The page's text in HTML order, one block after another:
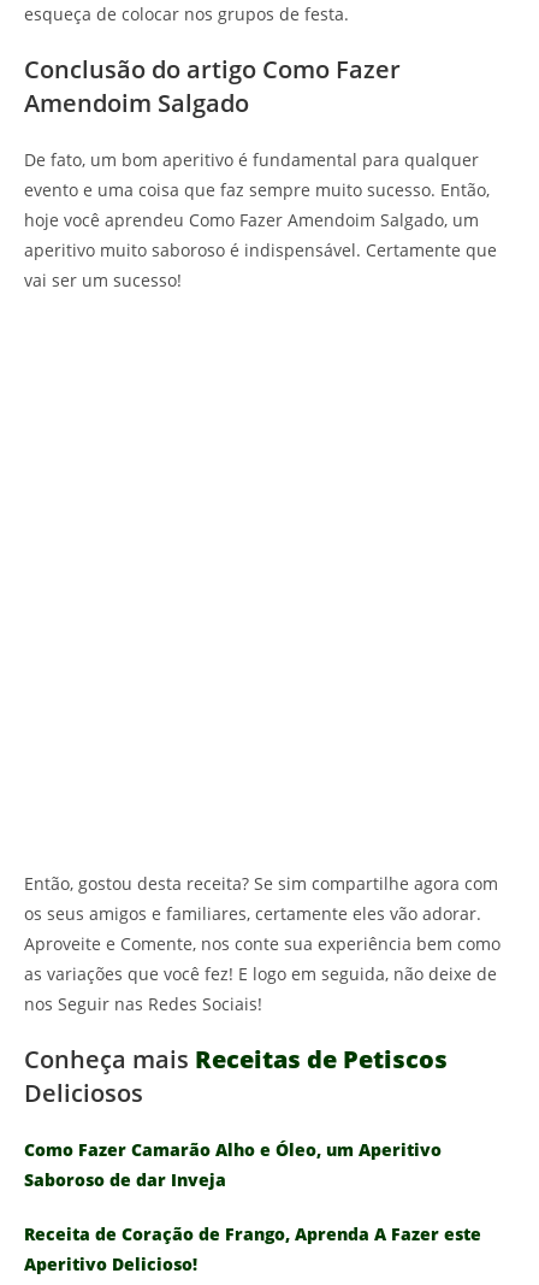
esqueça de colocar nos grupos de festa.
Conclusão do artigo Como Fazer
Amendoim Salgado
De fato, um bom aperitivo é fundamental para qualquer
evento e uma coisa que faz sempre muito sucesso. Então,
hoje você aprendeu Como Fazer Amendoim Salgado, um
aperitivo muito saboroso é indispensável. Certamente que
vai ser um sucesso!
Então, gostou desta receita? Se sim compartilhe agora com
os seus amigos e familiares, certamente eles vão adorar.
Aproveite e Comente, nos conte sua experiência bem como
as variações que você fez! E logo em seguida, não deixe de
nos Seguir nas Redes Sociais!
Conheça mais Receitas de Petiscos
Deliciosos
Como Fazer Camarão Alho e Óleo, um Aperitivo
Saboroso de dar Inveja
Receita de Coração de Frango, Aprenda A Fazer este
Aperitivo Delicioso!